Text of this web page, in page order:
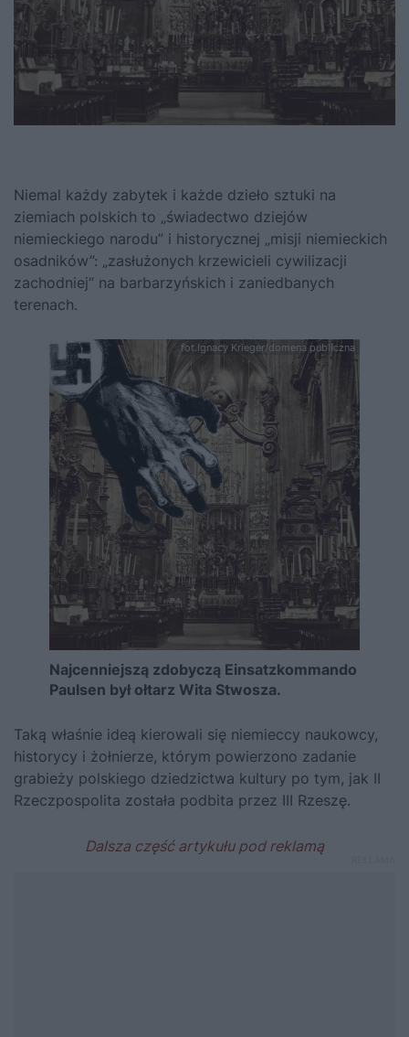
Niemal każdy zabytek i każde dzieło sztuki na
ziemiach polskich to „świadectwo dziejów
niemieckiego narodu” i historycznej „misji niemieckich
osadników”: „zasłużonych krzewicieli cywilizacji
zachodniej” na barbarzyńskich i zaniedbanych
terenach.
fot.Ignacy Krieger/domena publiczna
Najcenniejszą zdobyczą Einsatzkommando
Paulsen był ołtarz Wita Stwosza.
Taką właśnie ideą kierowali się niemieccy naukowcy,
historycy i żołnierze, którym powierzono zadanie
grabieży polskiego dziedzictwa kultury po tym, jak II
Rzeczpospolita została podbita przez III Rzeszę.